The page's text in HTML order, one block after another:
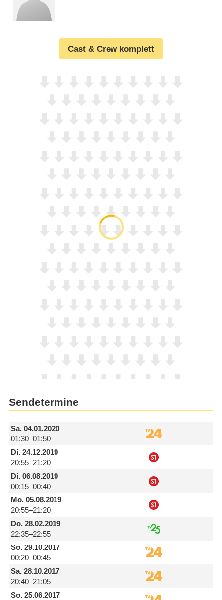
Cast & Crew komplett
Sendetermine
Sa.04.01.2020
01:30–01:50
Di.24.12.2019
20:55–21:20
Di.06.08.2019
00:15–00:40
Mo.05.08.2019
20:55–21:20
Do.28.02.2019
22:35–22:55
So.29.10.2017
00:20–00:45
Sa.28.10.2017
20:40–21:05
So.25.06.2017